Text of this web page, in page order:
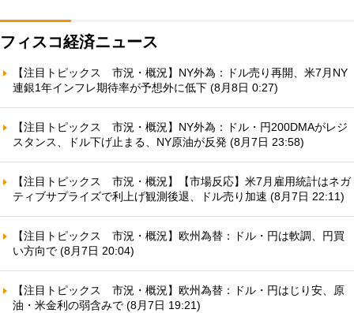
フィスコ経済ニュース
【注目トピックス 市況・概況】NY外為：ドル売り再開、米7月NY
連銀1年インフレ期待率が予想外に低下 (8月8日 0:27)
【注目トピックス 市況・概況】NY外為：ドル・円200DMAがレジ
スタンス、ドル下げ止まる、NY原油が反発 (8月7日 23:58)
【注目トピックス 市況・概況】【市場反応】米7月雇用統計はネガ
ティブサプライズで利上げ観測後退、ドル売り加速 (8月7日 22:11)
【注目トピックス 市況・概況】欧州為替：ドル・円は軟調、円買
い方向で (8月7日 20:04)
【注目トピックス 市況・概況】欧州為替：ドル・円はじり安、原
油・米金利の弱含みで (8月7日 19:21)